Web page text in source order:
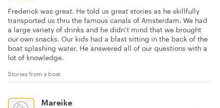
Frederick was great. He told us great stories as he skillfully
transported us thru the famous canals of Amsterdam. We had
a large variety of drinks and he didn’t mind that we brought
our own snacks. Our kids had a blast sitting in the back of the
boat splashing water. He answered all of our questions with a
lot of knowledge.
Stories from a boat
Mareike